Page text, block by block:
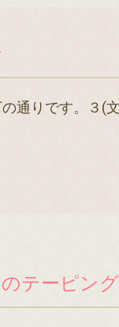
通りです。３(
テーピング